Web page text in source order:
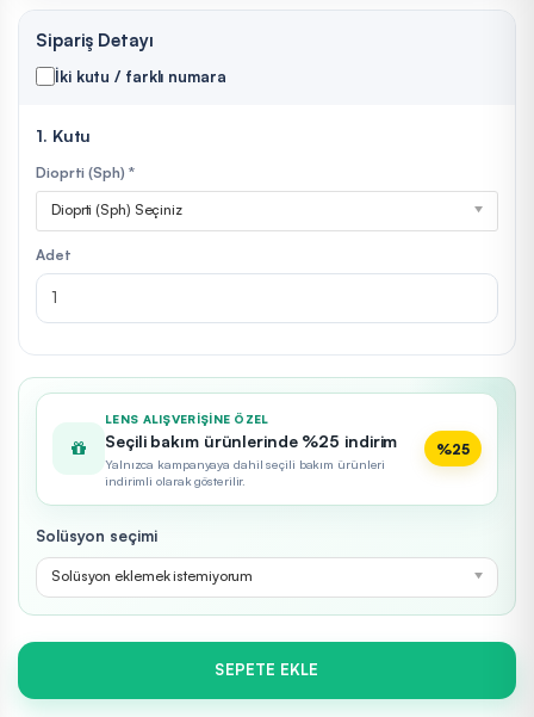
Sipariş Detayı
İki kutu / farklı numara
1. Kutu
Dioprti (Sph) *
Dioprti (Sph) Seçiniz
Adet
LENS ALIŞVERIŞINE ÖZEL
Seçili bakım ürünlerinde %25 indirim
Yalnızca kampanyaya dahil seçili bakım ürünleri
indirimli olarak gösterilir.
%25
Solüsyon seçimi
Solüsyon eklemek istemiyorum
SEPETE EKLE